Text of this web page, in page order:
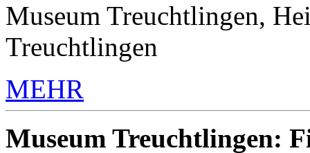
Museum Treuchtlingen,
Treuchtlingen
MEHR
Museum Treuchtlingen: